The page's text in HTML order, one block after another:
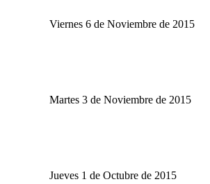
Viernes 6 de Noviembre de 2015
Martes 3 de Noviembre de 2015
Jueves 1 de Octubre de 2015